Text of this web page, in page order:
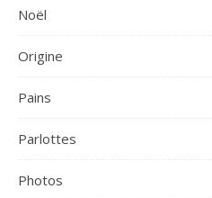
Noël
Origine
Pains
Parlottes
Photos